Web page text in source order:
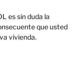
es sin duda la
que usted
vivienda.